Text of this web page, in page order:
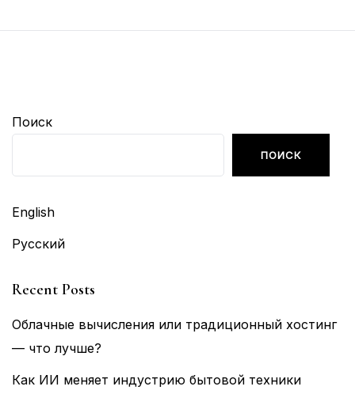
Поиск
ПОИСК
English
Русский
Recent Posts
Облачные вычисления или традиционный хостинг
— что лучше?
Как ИИ меняет индустрию бытовой техники